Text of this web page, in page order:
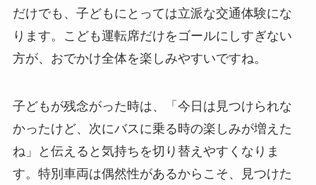
だけでも、子どもにとっては立派な交通体験にな
ります。こども運転席だけをゴールにしすぎない
方が、おでかけ全体を楽しみやすいですね。
子どもが残念がった時は、「今日は見つけられな
かったけど、次にバスに乗る時の楽しみが増えた
ね」と伝えると気持ちを切り替えやすくなりま
す。特別車両は偶然性があるからこそ、見つけた